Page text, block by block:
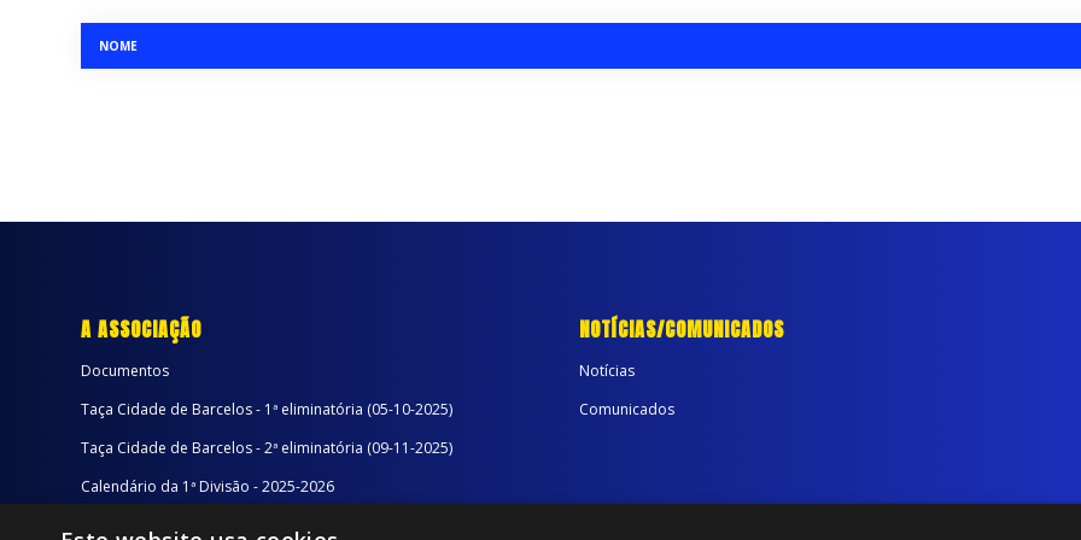
NOME
A ASSOCIAÇÃO
Documentos
Taça Cidade de Barcelos - 1ª eliminatória (05-10-2025)
Taça Cidade de Barcelos - 2ª eliminatória (09-11-2025)
Calendário da 1ª Divisão - 2025-2026
NOTÍCIAS/COMUNICADOS
Notícias
Comunicados